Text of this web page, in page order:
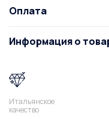
Оплата
Информация о
Итальянское
качество